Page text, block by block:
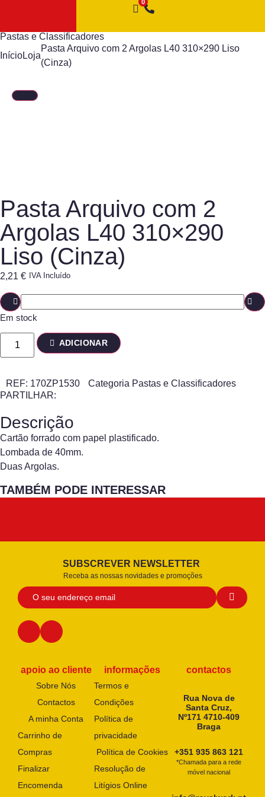
Pastas e Classificadores
InícioLoja
Pasta Arquivo com 2 Argolas L40 310×290 Liso
(Cinza)
Pasta Arquivo com 2
Argolas L40 310×290
Liso (Cinza)
2,21 € IVA Incluído
Em stock
ADICIONAR
REF: 170ZP1530 Categoria Pastas e Classificadores
PARTILHAR:
Descrição
Cartão forrado com papel plastificado.
Lombada de 40mm.
Duas Argolas.
TAMBÉM PODE INTERESSAR
SUBSCREVER NEWSLETTER
Receba as nossas novidades e promoções
apoio ao cliente
Sobre Nós
Contactos
A minha Conta
Carrinho de
Compras
Finalizar
Encomenda
informações
Termos e
Condições
Política de
privacidade
Política de Cookies
Resolução de
Litígios Online
contactos
Rua Nova de
Santa Cruz,
Nº171 4710-409
Braga
+351 935 863 121
*Chamada para a rede
móvel nacional